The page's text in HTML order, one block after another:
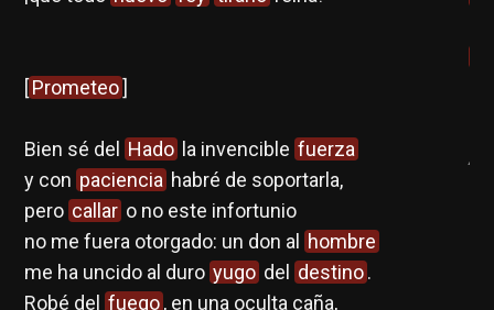
[Prometeo]
Bien sé del Hado la invencible fuerza
y con paciencia habré de soportarla,
pero callar o no este infortunio
no me fuera otorgado: un don al
hombre
me ha uncido al duro yugo del destino.
Robé del fuego, en una oculta caña,